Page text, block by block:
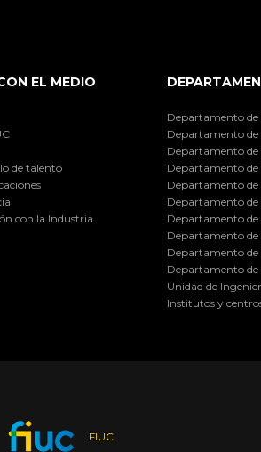
EL MEDIO
de talento
con la Industria
Departamento de
Departamento de
Departamento
Departamento de
Departamento de
Departamento de
Departamento de
Departamento de
Departamento de
Departamento de
Unidad de
Institutos y
FIUC